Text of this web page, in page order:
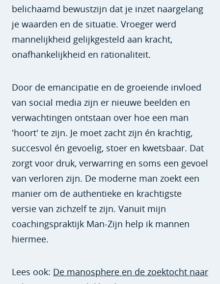
belichaamd bewustzijn dat je inzet naargelang
je waarden en de situatie. Vroeger werd
mannelijkheid gelijkgesteld aan kracht,
onafhankelijkheid en rationaliteit.
Door de emancipatie en de groeiende invloed
van social media zijn er nieuwe beelden en
verwachtingen ontstaan over hoe een man
'hoort' te zijn. Je moet zacht zijn én krachtig,
succesvol én gevoelig, stoer en kwetsbaar. Dat
zorgt voor druk, verwarring en soms een gevoel
van verloren zijn. De moderne man zoekt een
manier om de authentieke en krachtigste
versie van zichzelf te zijn. Vanuit mijn
coachingspraktijk Man-Zijn help ik mannen
hiermee.
Lees ook: De manosphere en de zoektocht naar